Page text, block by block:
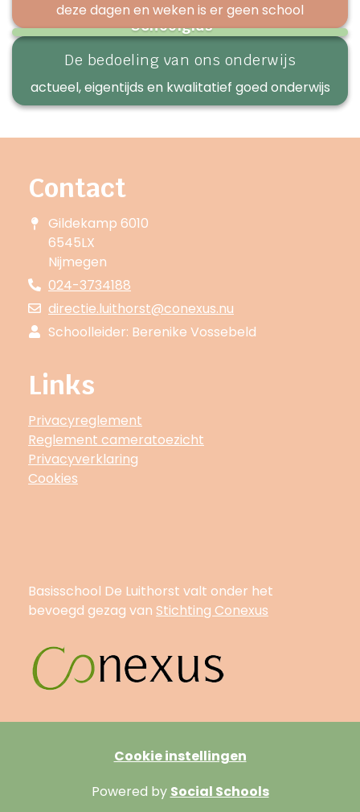
deze dagen en weken is er geen school
Schoolgids
praktische & belangrijke informatie over onze school
De bedoeling van ons onderwijs
actueel, eigentijds en kwalitatief goed onderwijs
Contact
Gildekamp 6010
6545LX
Nijmegen
024-3734188
directie.luithorst@conexus.nu
Schoolleider: Berenike Vossebeld
Links
Privacyreglement
Reglement cameratoezicht
Privacyverklaring
Cookies
Basisschool De Luithorst valt onder het
bevoegd gezag van Stichting Conexus
Cookie instellingen
Powered by Social Schools